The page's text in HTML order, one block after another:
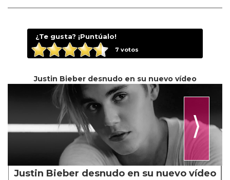
¿Te gusta? ¡Puntúalo!
7 votos
Justin Bieber desnudo en su nuevo vídeo
⟩
Justin Bieber desnudo en su nuevo vídeo